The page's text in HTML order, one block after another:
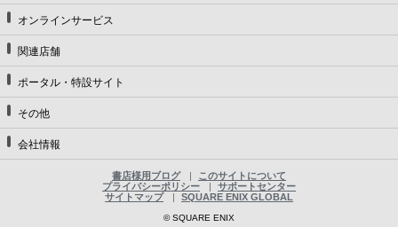
オンラインサービス
関連店舗
ポータル・特設サイト
その他
会社情報
書店様用ブログ
このサイトについて
プライバシーポリシー
サポートセンター
サイトマップ
SQUARE ENIX GLOBAL
© SQUARE ENIX